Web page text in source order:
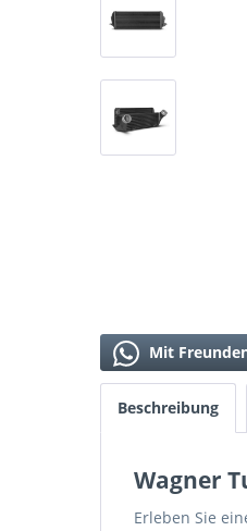
Mit
Beschreibung
Wagner
Erleben Sie